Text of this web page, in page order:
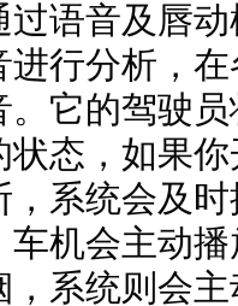
过语音及唇
进行分析，
。它的驾驶
状态，如果
系统会及
机会主动
，系统则会